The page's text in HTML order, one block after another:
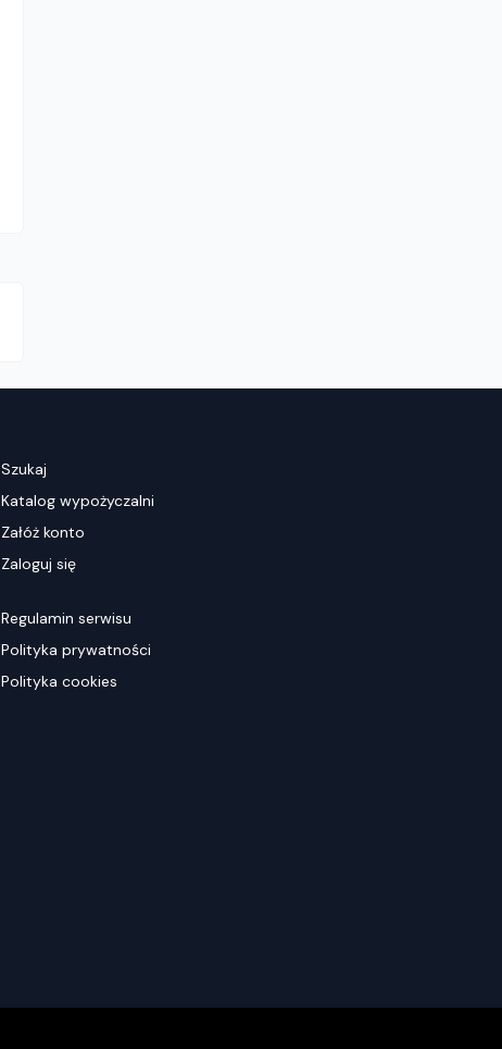
Szukaj
Katalog wypożyczalni
Załóż konto
Zaloguj się
Regulamin serwisu
Polityka prywatności
Polityka cookies